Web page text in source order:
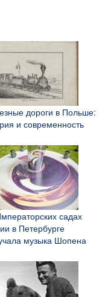
дороги в Польше:
и современность
садах
в Петербурге
музыка Шопена